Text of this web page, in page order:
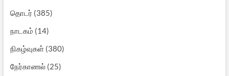
தொடர் (385)
நாடகம் (14)
நிகழ்வுகள்(380)
நேர்காணல்(25)